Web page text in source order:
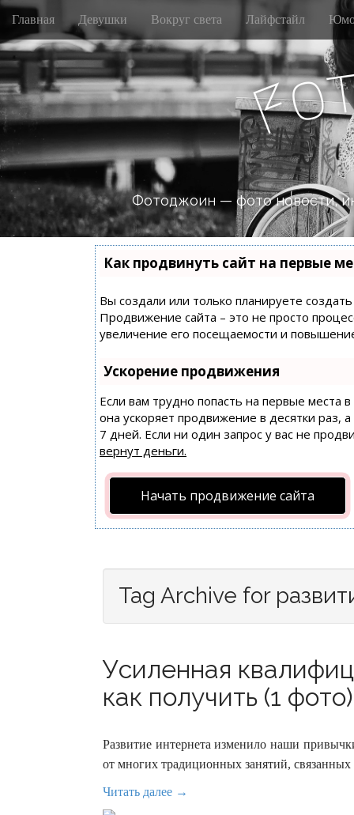
M
i
n
m
e
n
u
S
i
p
t
o
c
o
n
t
e
Главная Девушки Вокруг света Лайфстайл
Fo
Фотоджоин — фото новости,
Как продвинуть сайт на первые
Вы создали или только планируете
Продвижение сайта – это не просто
увеличение его посещаемости и
Ускорение продвижения
Если вам трудно попасть на первые места
она ускоряет продвижение в десятки раз,
7 дней. Если ни один запрос у вас не
вернут деньги.
Начать продвижение сайта
Tag Archive for
Усиленная
как получить (1 фото)
Развитие интернета изменило наши
от многих традиционных занятий,
Читать далее →